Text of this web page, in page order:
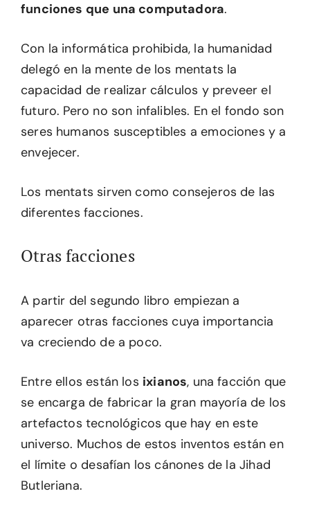
funciones que una computadora.
Con la informática prohibida, la humanidad
delegó en la mente de los mentats la
capacidad de realizar cálculos y preveer el
futuro. Pero no son infalibles. En el fondo son
seres humanos susceptibles a emociones y a
envejecer.
Los mentats sirven como consejeros de las
diferentes facciones.
Otras facciones
A partir del segundo libro empiezan a
aparecer otras facciones cuya importancia
va creciendo de a poco.
Entre ellos están los ixianos, una facción que
se encarga de fabricar la gran mayoría de los
artefactos tecnológicos que hay en este
universo. Muchos de estos inventos están en
el límite o desafían los cánones de la Jihad
Butleriana.